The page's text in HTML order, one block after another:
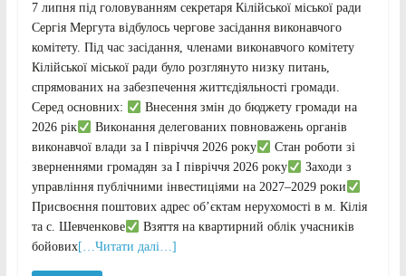
7 липня під головуванням секретаря Кілійської міської ради
Сергія Мергута відбулось чергове засідання виконавчого
комітету. Під час засідання, членами виконавчого комітету
Кілійської міської ради було розглянуто низку питань,
спрямованих на забезпечення життєдіяльності громади.
Серед основних:
Внесення змін до бюджету громади на
2026 рік
Виконання делегованих повноважень органів
виконавчої влади за І півріччя 2026 року
Стан роботи зі
зверненнями громадян за І півріччя 2026 року
Заходи з
управління публічними інвестиціями на 2027–2029 роки
Присвоєння поштових адрес об’єктам нерухомості в м. Кілія
та с. Шевченкове
Взяття на квартирний облік учасників
бойових[…Читати далі…]